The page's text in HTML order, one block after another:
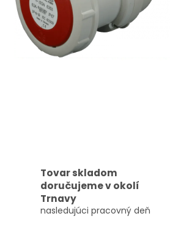
Tovar skladom
doručujeme v okolí
Trnavy
nasledujúci pracovný deň